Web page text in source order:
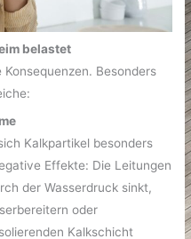
belastet
Besonders
Kalkpartikel besonders
Effekte: Die Leitungen
der Wasserdruck sinkt,
oder
Kalkschicht